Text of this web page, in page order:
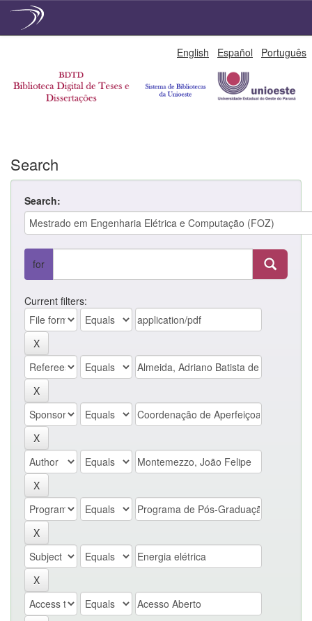
English Español Português
Search
Search:
for
Current filters: